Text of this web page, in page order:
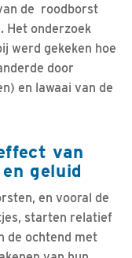
de roodborst
Het onderzoek
werd gekeken hoe
door
en lawaai van de
van
geluid
en vooral de
starten relatief
de ochtend met